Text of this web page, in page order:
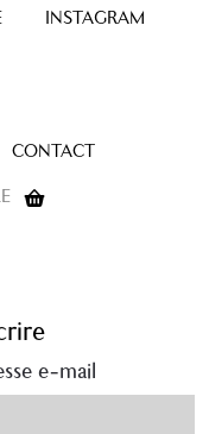
INSTAGRAM
CONTACT
e-mail